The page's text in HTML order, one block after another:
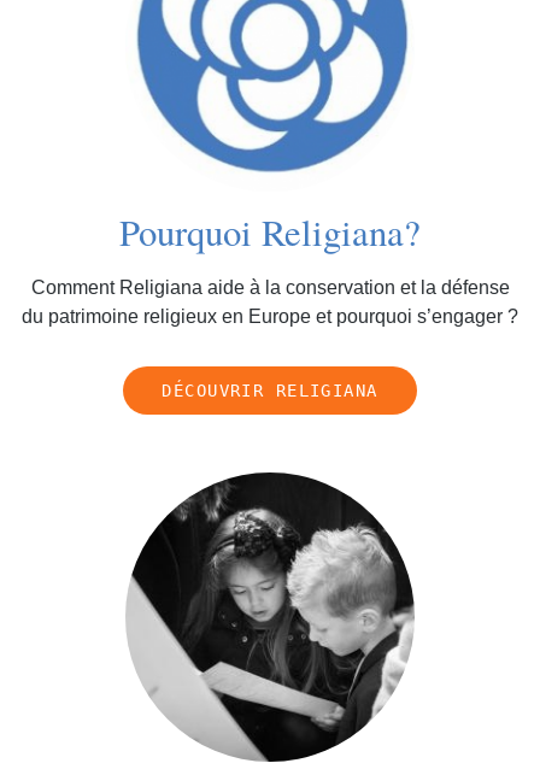
Pourquoi Religiana?
Comment Religiana aide à la conservation et la défense
du patrimoine religieux en Europe et pourquoi s’engager ?
DÉCOUVRIR RELIGIANA